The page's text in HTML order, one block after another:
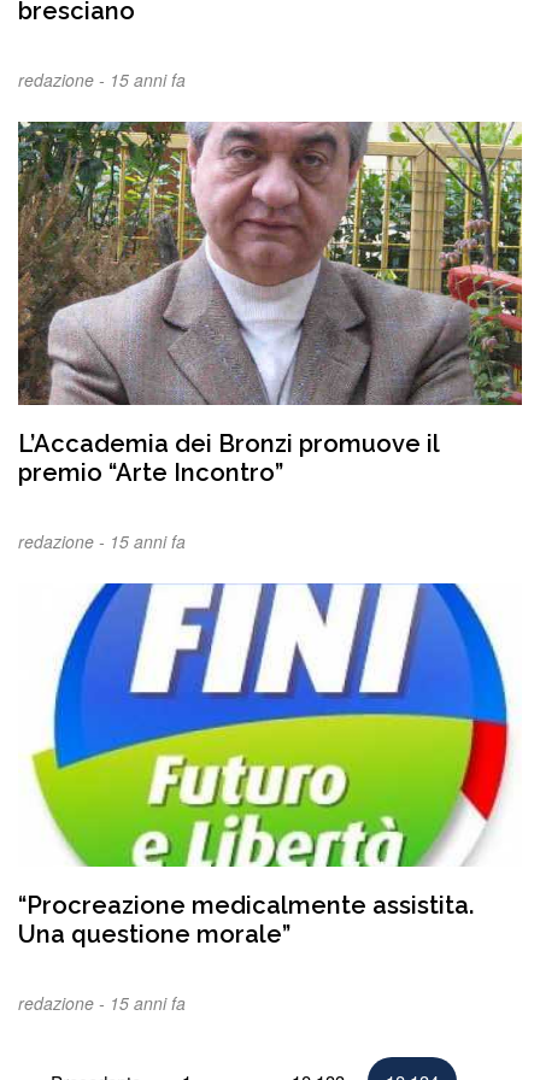
bresciano
redazione - 15 anni fa
L’Accademia dei Bronzi promuove il
premio “Arte Incontro”
redazione - 15 anni fa
“Procreazione medicalmente assistita.
Una questione morale”
redazione - 15 anni fa